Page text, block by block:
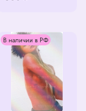
В наличии в РФ